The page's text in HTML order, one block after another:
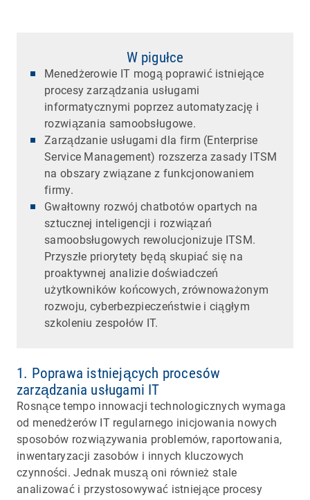
W pigułce
Menedżerowie IT mogą poprawić istniejące
procesy zarządzania usługami
informatycznymi poprzez automatyzację i
rozwiązania samoobsługowe.
Zarządzanie usługami dla firm (Enterprise
Service Management) rozszerza zasady ITSM
na obszary związane z funkcjonowaniem
firmy.
Gwałtowny rozwój chatbotów opartych na
sztucznej inteligencji i rozwiązań
samoobsługowych rewolucjonizuje ITSM.
Przyszłe priorytety będą skupiać się na
proaktywnej analizie doświadczeń
użytkowników końcowych, zrównoważonym
rozwoju, cyberbezpieczeństwie i ciągłym
szkoleniu zespołów IT.
1. Poprawa istniejących procesów
zarządzania usługami IT
Rosnące tempo innowacji technologicznych wymaga
od menedżerów IT regularnego inicjowania nowych
sposobów rozwiązywania problemów, raportowania,
inwentaryzacji zasobów i innych kluczowych
czynności. Jednak muszą oni również stale
analizować i przystosowywać istniejące procesy